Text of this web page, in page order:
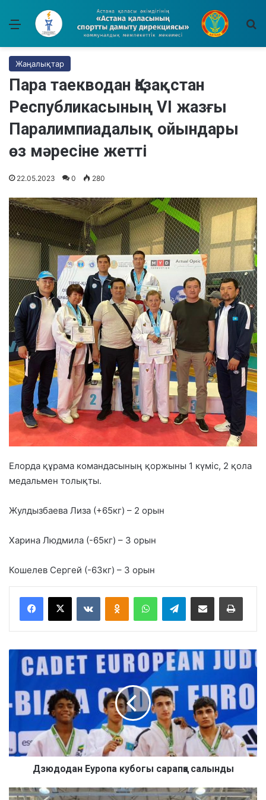
Мәзір
Жаңалықтар
Пара таекводан Қазақстан
Республикасының VI жазғы
Паралимпиадалық ойындары
өз мәресіне жетті
22.05.2023 0 280
Елорда құрама командасының қоржыны 1 күміс, 2 қола
медальмен толықты.
Жулдызбаева Лиза (+65кг) – 2 орын
Харина Людмила (-65кг) – 3 орын
Кошелев Сергей (-63кг) – 3 орын
Telegram
о
а
Е
о
Дзюдодан Еуропа кубогы сарапқа салынды
Б